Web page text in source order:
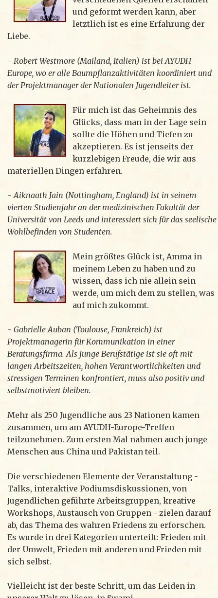
und geformt werden kann, aber
letztlich ist es eine Erfahrung der
Liebe.
- Robert Westmore (Mailand, Italien) ist bei AYUDH
Europe, wo er alle Baumpflanzaktivitäten koordiniert und
der Projektmanager der Nationalen Jugendleiter ist.
Für mich ist das Geheimnis des
Glücks, dass man in der Lage sein
sollte die Höhen und Tiefen zu
akzeptieren. Es ist jenseits der
kurzlebigen Freude, die wir aus
materiellen Dingen erfahren.
- Aiknaath Jain (Nottingham, England) ist in seinem
vierten Studienjahr an der medizinischen Fakultät der
Universität von Leeds und interessiert sich für das seelische
Wohlbefinden von Studenten.
Mein größtes Glück ist, Amma in
meinem Leben zu haben und zu
wissen, dass ich nie allein sein
werde, um mich dem zu stellen, was
auf mich zukommt.
- Gabrielle Auban (Toulouse, Frankreich) ist
Projektmanagerin für Kommunikation in einer
Beratungsfirma. Als junge Berufstätige ist sie oft mit
langen Arbeitszeiten, hohen Verantwortlichkeiten und
stressigen Terminen konfrontiert, muss also positiv und
selbstmotiviert bleiben.
Mehr als 250 Jugendliche aus 23 Nationen kamen
zusammen, um am AYUDH-Europe-Treffen
teilzunehmen. Zum ersten Mal nahmen auch junge
Menschen aus China und Pakistan teil.
Die verschiedenen Elemente der Veranstaltung -
Talks, interaktive Podiumsdiskussionen, von
Jugendlichen geführte Arbeitsgruppen, kreative
Workshops, Austausch von Gruppen - zielen darauf
ab, das Thema des wahren Friedens zu erforschen.
Es wurde in drei Kategorien unterteilt: Frieden mit
der Umwelt, Frieden mit anderen und Frieden mit
sich selbst.
Vielleicht ist der beste Schritt, um das Leiden in